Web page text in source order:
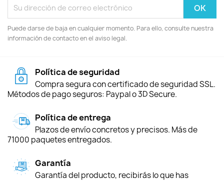
Puede darse de baja en cualquier momento. Para ello, consulte nuestra
información de contacto en el aviso legal.
Política de seguridad
Compra segura con certificado de seguridad SSL.
Métodos de pago seguros: Paypal o 3D Secure.
Política de entrega
Plazos de envío concretos y precisos. Más de
71000 paquetes entregados.
Garantía
Garantía del producto, recibirás lo que has